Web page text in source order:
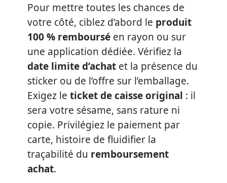
Pour mettre toutes les chances de
votre côté, ciblez d’abord le produit
100 % remboursé en rayon ou sur
une application dédiée. Vérifiez la
date limite d’achat et la présence du
sticker ou de l’offre sur l’emballage.
Exigez le ticket de caisse original : il
sera votre sésame, sans rature ni
copie. Privilégiez le paiement par
carte, histoire de fluidifier la
traçabilité du remboursement
achat.